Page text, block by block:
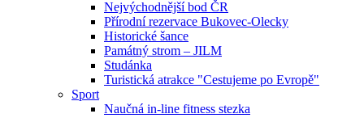
Nejvýchodnější bod ČR
Přírodní rezervace Bukovec-Olecky
Historické šance
Památný strom – JILM
Studánka
Turistická atrakce "Cestujeme po Evropě"
Sport
Naučná in-line fitness stezka